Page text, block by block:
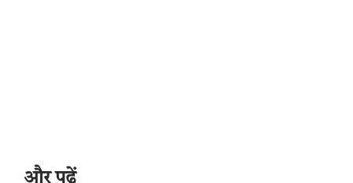
और पढ़ें